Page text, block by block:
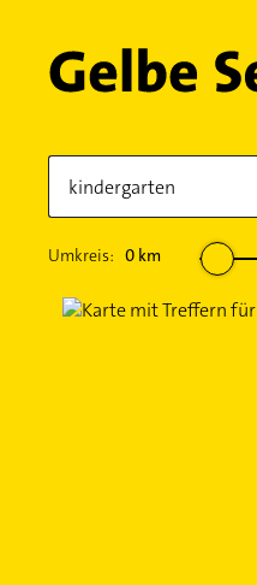
Umkreis: 0km